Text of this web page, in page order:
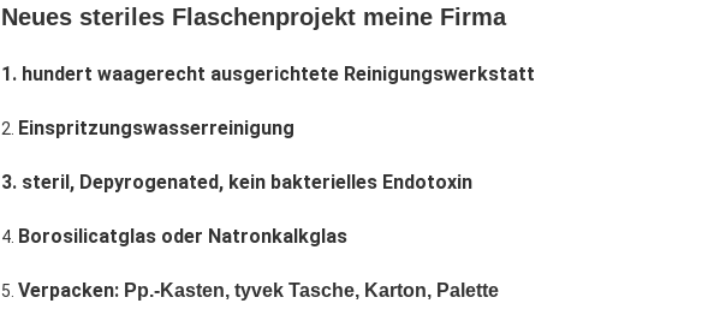
Neues steriles Flaschenprojekt meine Firma
1. hundert waagerecht ausgerichtete Reinigungswerkstatt
2. Einspritzungswasserreinigung
3. steril, Depyrogenated, kein bakterielles Endotoxin
4. Borosilicatglas oder Natronkalkglas
5. Verpacken: Pp.-Kasten, tyvek Tasche, Karton, Palette